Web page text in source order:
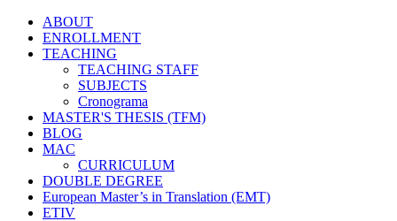
ABOUT
ENROLLMENT
TEACHING
TEACHING STAFF
SUBJECTS
Cronograma
MASTER'S THESIS (TFM)
BLOG
MAC
CURRICULUM
DOUBLE DEGREE
European Master’s in Translation (EMT)
ETIV